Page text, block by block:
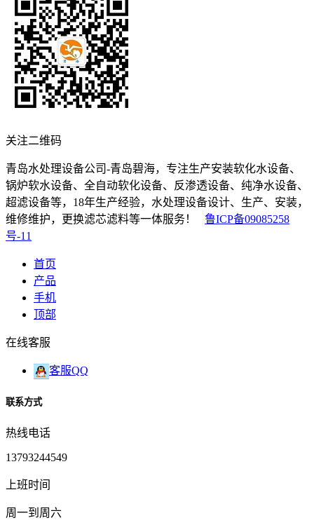
关注二维码
青岛水处理设备公司-青岛碧海，专注生产安装软化水设备、
锅炉软水设备、全自动软化设备、反渗透设备、纯净水设备、
超滤设备等，18年生产经验，水处理设备设计、生产、安装，
维修维护，更换滤芯滤料等一体服务！ 鲁ICP备09085258
号-11
首页
产品
手机
顶部
在线客服
客服QQ
联系方式
热线电话
13793244549
上班时间
周一到周六